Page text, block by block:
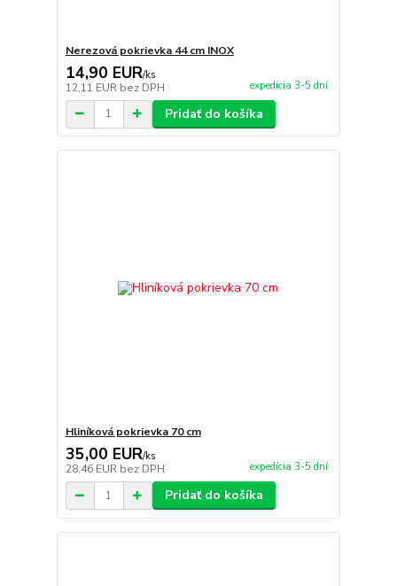
Nerezová pokrievka 44 cm INOX
14,90 EUR/ks
12,11 EUR bez DPH expedícia 3-5 dní
Pridať do košíka
Hliníková pokrievka 70 cm
35,00 EUR/ks
28,46 EUR bez DPH expedícia 3-5 dní
Pridať do košíka